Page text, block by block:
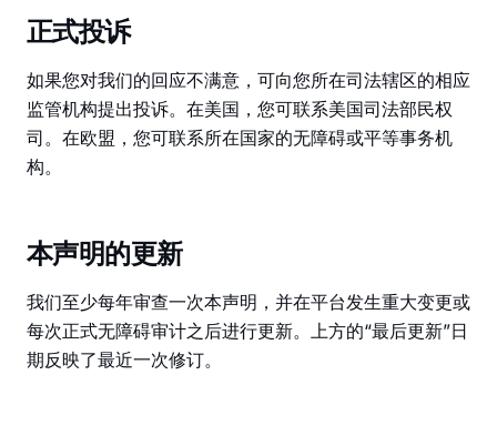
正式投诉
如果您对我们的回应不满意，可向您所在司法辖区的相应
监管机构提出投诉。在美国，您可联系美国司法部民权
司。在欧盟，您可联系所在国家的无障碍或平等事务机
构。
本声明的更新
我们至少每年审查一次本声明，并在平台发生重大变更或
每次正式无障碍审计之后进行更新。上方的“最后更新”日
期反映了最近一次修订。